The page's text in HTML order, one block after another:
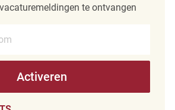
te ontvangen
Activeren